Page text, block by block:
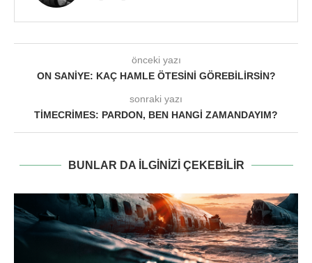
önceki yazı
ON SANIYE: KAÇ HAMLE ÖTESINI GÖREBILIRSIN?
sonraki yazı
TIMECRIMES: PARDON, BEN HANGI ZAMANDAYIM?
BUNLAR DA ILGINIZI ÇEKEBILIR